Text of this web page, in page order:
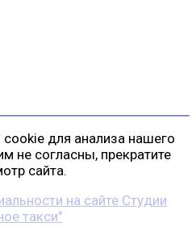
для анализа нашего
не согласны, прекратите
сайта.
на сайте Студии
такси"